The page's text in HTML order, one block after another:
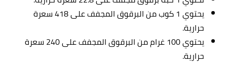
يحتوي 1 كوب من البرقوق المجفف على 418 سعرة
حرارية.
يحتوي 100 غرام من البرقوق المجفف على 240 سعرة
حرارية.